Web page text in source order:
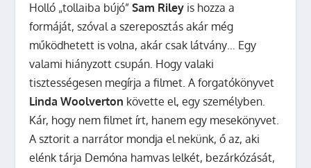
Holló „tollaiba bújó”Sam Riley is hozza a
formáját, szóval a szereposztás akár még
működhetett is volna, akár csak látvány… Egy
valami hiányzott csupán. Hogy valaki
tisztességesen megírja a filmet. A forgatókönyvet
Linda Woolverton követte el, egy személyben.
Kár, hogy nem filmet írt, hanem egy mesekönyvet.
A sztorit a narrátor mondja el nekünk, ő az, aki
elénk tárja Demóna hamvas lelkét, bezárkózását,